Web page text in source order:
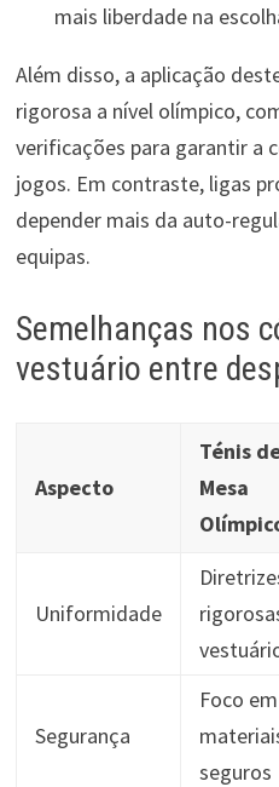
mais liberdade na
Além disso, a aplicação
rigorosa a nível olímpico,
verificações para garantir a
jogos. Em contraste, ligas
depender mais da auto-
equipas.
Semelhanças nos
vestuário entre
Aspecto
Ténis
Mesa
Uniformidade
Segurança
Foco em
seguros